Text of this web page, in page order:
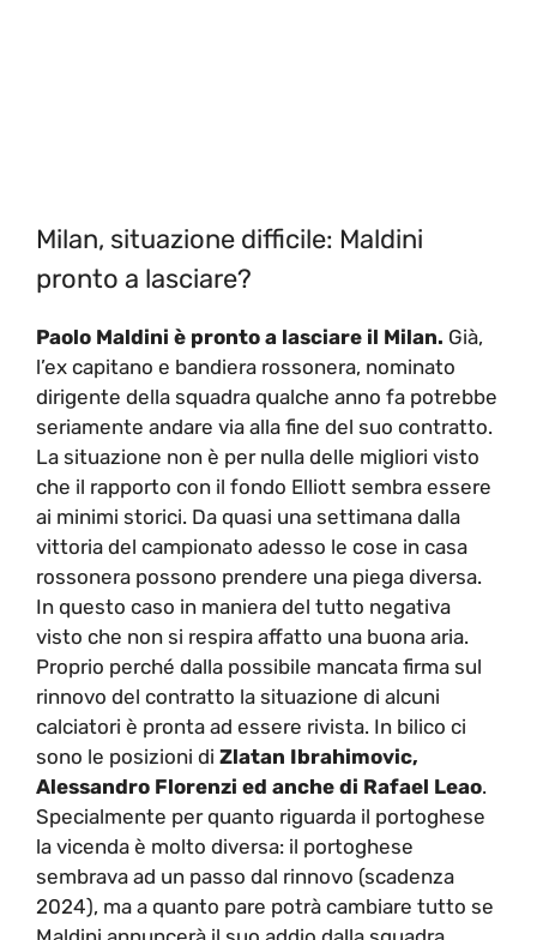
Milan, situazione difficile: Maldini
pronto a lasciare?
Paolo Maldini è pronto a lasciare il Milan. Già,
l’ex capitano e bandiera rossonera, nominato
dirigente della squadra qualche anno fa potrebbe
seriamente andare via alla fine del suo contratto.
La situazione non è per nulla delle migliori visto
che il rapporto con il fondo Elliott sembra essere
ai minimi storici. Da quasi una settimana dalla
vittoria del campionato adesso le cose in casa
rossonera possono prendere una piega diversa.
In questo caso in maniera del tutto negativa
visto che non si respira affatto una buona aria.
Proprio perché dalla possibile mancata firma sul
rinnovo del contratto la situazione di alcuni
calciatori è pronta ad essere rivista. In bilico ci
sono le posizioni di Zlatan Ibrahimovic,
Alessandro Florenzi ed anche di Rafael Leao.
Specialmente per quanto riguarda il portoghese
la vicenda è molto diversa: il portoghese
sembrava ad un passo dal rinnovo (scadenza
2024), ma a quanto pare potrà cambiare tutto se